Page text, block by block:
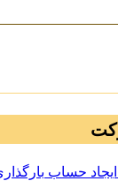
ایجاد حساب